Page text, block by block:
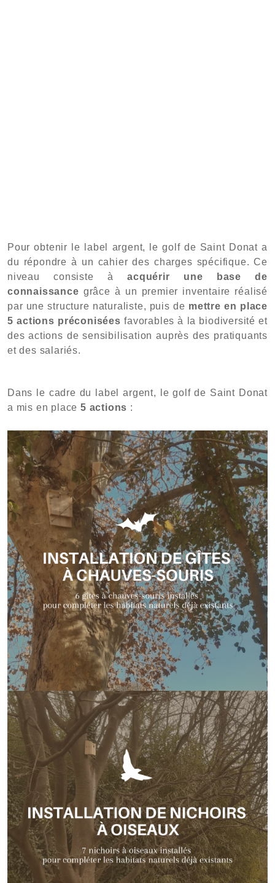
Pour obtenir le label argent, le golf de Saint Donat a
du répondre à un cahier des charges spécifique. Ce
niveau consiste àacquérir une base de
connaissance grâce à un premier inventaire réalisé
par une structure naturaliste, puis de mettre en place
5 actions préconisées favorables à la biodiversité et
des actions de sensibilisation auprès des pratiquants
et des salariés.
Dans le cadre du label argent, le golf de Saint Donat
a mis en place5 actions :